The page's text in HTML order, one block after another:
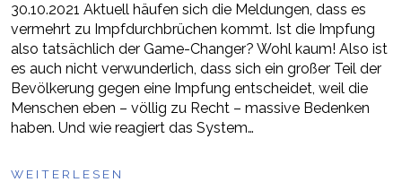
30.10.2021 Aktuell häufen sich die Meldungen, dass es
vermehrt zu Impfdurchbrüchen kommt. Ist die Impfung
also tatsächlich der Game-Changer? Wohl kaum! Also ist
es auch nicht verwunderlich, dass sich ein großer Teil der
Bevölkerung gegen eine Impfung entscheidet, weil die
Menschen eben – völlig zu Recht – massive Bedenken
haben. Und wie reagiert das System…
WEITERLESEN